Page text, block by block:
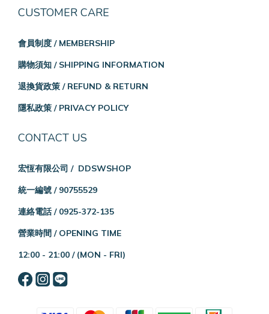
CUSTOMER CARE
會員制度 / MEMBERSHIP
購物須知 / SHIPPING INFORMATION
退換貨政策 / REFUND & RETURN
隱私政策 / PRIVACY POLICY
CONTACT US
宏恆有限公司 / DDSWSHOP
統一編號 / 90755529
連絡電話 / 0925-372-135
營業時間 / OPENING TIME
12:00 - 21:00 / (MON - FRI)